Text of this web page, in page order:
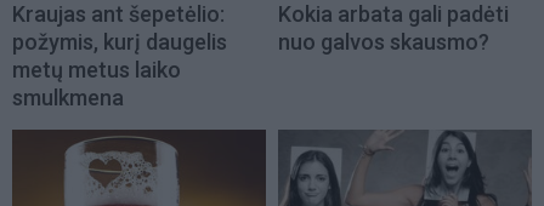
Kraujas ant šepetėlio:
požymis, kurį daugelis
metų metus laiko
smulkmena
Kokia arbata gali padėti
nuo galvos skausmo?